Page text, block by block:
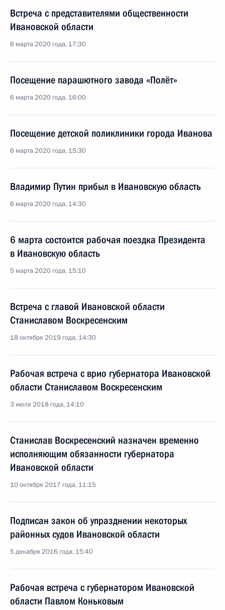
Встреча с представителями общественности
Ивановской области
6 марта 2020 года, 17:30
Посещение парашютного завода «Полёт»
6 марта 2020 года, 16:00
Посещение детской поликлиники города Иванова
6 марта 2020 года, 15:30
Владимир Путин прибыл в Ивановскую область
6 марта 2020 года, 14:30
6 марта состоится рабочая поездка Президента
в Ивановскую область
5 марта 2020 года, 15:10
Встреча с главой Ивановской области
Станиславом Воскресенским
18 октября 2019 года, 14:30
Рабочая встреча с врио губернатора Ивановской
области Станиславом Воскресенским
3 июля 2018 года, 14:10
Станислав Воскресенский назначен временно
исполняющим обязанности губернатора
Ивановской области
10 октября 2017 года, 11:15
Подписан закон об упразднении некоторых
районных судов Ивановской области
5 декабря 2016 года, 15:40
Рабочая встреча с губернатором Ивановской
области Павлом Коньковым